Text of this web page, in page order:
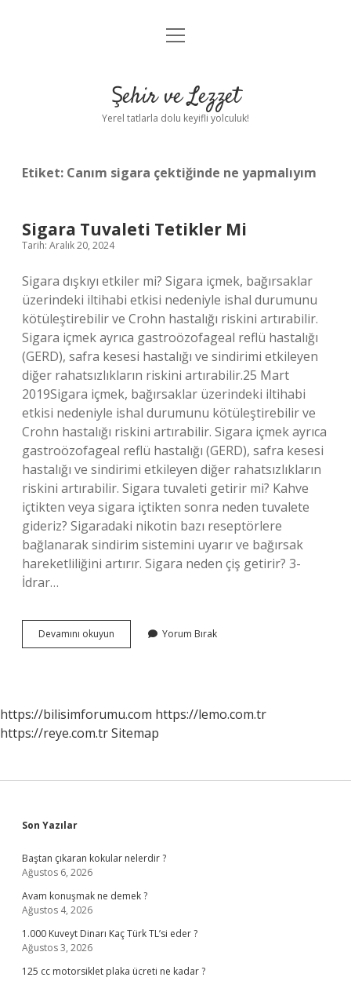
Anasayfa
Yasal Uyarı
menüyü
Şehir ve Lezzet
Yerel tatlarla dolu keyifli yolculuk!
Etiket: Canım sigara çektiğinde ne yapmalıyım
Sigara Tuvaleti Tetikler Mi
Tarih: Aralık 20, 2024
Sigara dışkıyı etkiler mi? Sigara içmek, bağırsaklar
üzerindeki iltihabi etkisi nedeniyle ishal durumunu
kötüleştirebilir ve Crohn hastalığı riskini artırabilir.
Sigara içmek ayrıca gastroözofageal reflü hastalığı
(GERD), safra kesesi hastalığı ve sindirimi etkileyen
diğer rahatsızlıkların riskini artırabilir.25 Mart
2019Sigara içmek, bağırsaklar üzerindeki iltihabi
etkisi nedeniyle ishal durumunu kötüleştirebilir ve
Crohn hastalığı riskini artırabilir. Sigara içmek ayrıca
gastroözofageal reflü hastalığı (GERD), safra kesesi
hastalığı ve sindirimi etkileyen diğer rahatsızlıkların
riskini artırabilir. Sigara tuvaleti getirir mi? Kahve
içtikten veya sigara içtikten sonra neden tuvalete
gideriz? Sigaradaki nikotin bazı reseptörlere
bağlanarak sindirim sistemini uyarır ve bağırsak
hareketliliğini artırır. Sigara neden çiş getirir? 3-
İdrar…
Devamını okuyun
Tuvaleti
Yorum Bırak
https://bilisimforumu.com https://lemo.com.tr
https://reye.com.trSitemap
Sidebar
Son Yazılar
Baştan çıkaran kokular nelerdir ?
Ağustos 6, 2026
Avam konuşmak ne demek ?
Ağustos 4, 2026
1.000 Kuveyt Dinarı Kaç Türk TL’si eder ?
Ağustos 3, 2026
125 cc motorsiklet plaka ücreti ne kadar ?